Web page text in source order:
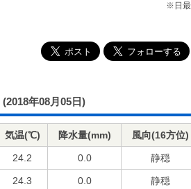
※日最
(2018年08月05日)
気温(℃) 降水量(mm) 風向(16方位)
24.2 0.0 静穏
24.3 0.0 静穏